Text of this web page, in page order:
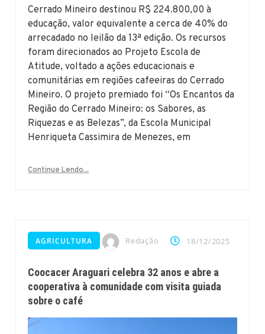
Cerrado Mineiro destinou R$ 224.800,00 à
educação, valor equivalente a cerca de 40% do
arrecadado no leilão da 13ª edição. Os recursos
foram direcionados ao Projeto Escola de
Atitude, voltado a ações educacionais e
comunitárias em regiões cafeeiras do Cerrado
Mineiro. O projeto premiado foi “Os Encantos da
Região do Cerrado Mineiro: os Sabores, as
Riquezas e as Belezas”, da Escola Municipal
Henriqueta Cassimira de Menezes, em
Continue Lendo...
AGRICULTURA Redação 18/12/2025
Coocacer Araguari celebra 32 anos e abre a
cooperativa à comunidade com visita guiada
sobre o café